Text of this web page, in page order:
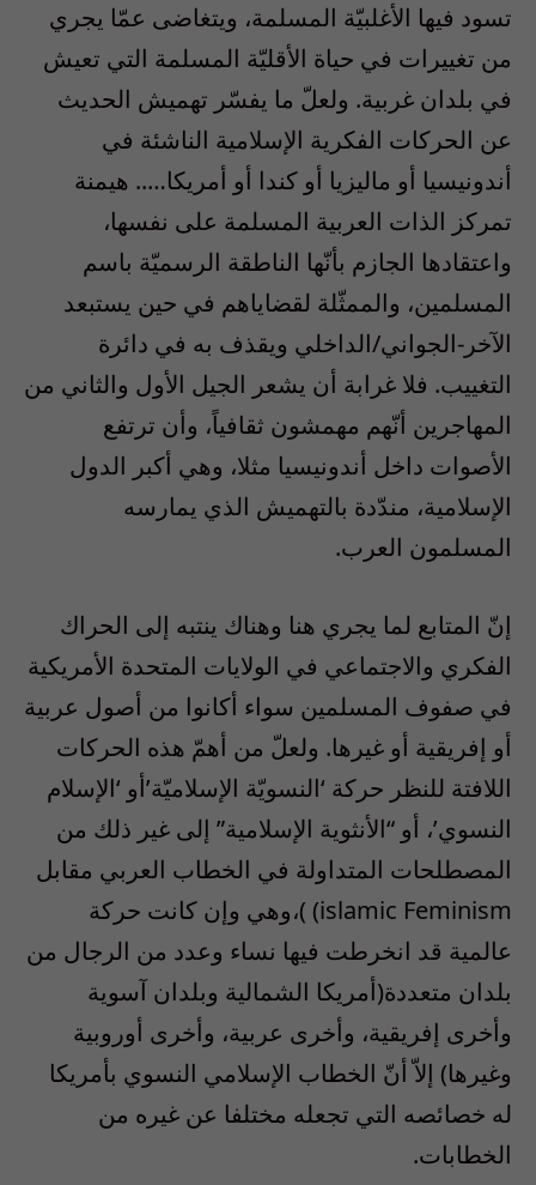
تسود فيها الأغلبيّة المسلمة، ويتغاضى عمّا يجري
من تغييرات في حياة الأقليّة المسلمة التي تعيش
في بلدان غربية. ولعلّ ما يفسّر تهميش الحديث
عن الحركات الفكرية الإسلامية الناشئة في
أندونيسيا أو ماليزيا أو كندا أو أمريكا….. هيمنة
تمركز الذات العربية المسلمة على نفسها،
واعتقادها الجازم بأنّها الناطقة الرسميّة باسم
المسلمين، والممثّلة لقضاياهم في حين يستبعد
الآخر-الجواني/الداخلي ويقذف به في دائرة
التغييب. فلا غرابة أن يشعر الجيل الأول والثاني من
المهاجرين أنّهم مهمشون ثقافياً، وأن ترتفع
الأصوات داخل أندونيسيا مثلا، وهي أكبر الدول
الإسلامية، مندّدة بالتهميش الذي يمارسه
المسلمون العرب.
إنّ المتابع لما يجري هنا وهناك ينتبه إلى الحراك
الفكري والاجتماعي في الولايات المتحدة الأمريكية
في صفوف المسلمين سواء أكانوا من أصول عربية
أو إفريقية أو غيرها. ولعلّ من أهمّ هذه الحركات
اللافتة للنظر حركة ‘النسويّة الإسلاميّة’أو ‘الإسلام
النسوي’، أو “الأنثوية الإسلامية” إلى غير ذلك من
المصطلحات المتداولة في الخطاب العربي مقابل
islamic Feminism) )،وهي وإن كانت حركة
عالمية قد انخرطت فيها نساء وعدد من الرجال من
بلدان متعددة(أمريكا الشمالية وبلدان آسوية
وأخرى إفريقية، وأخرى عربية، وأخرى أوروبية
وغيرها) إلاّ أنّ الخطاب الإسلامي النسوي بأمريكا
له خصائصه التي تجعله مختلفا عن غيره من
الخطابات.